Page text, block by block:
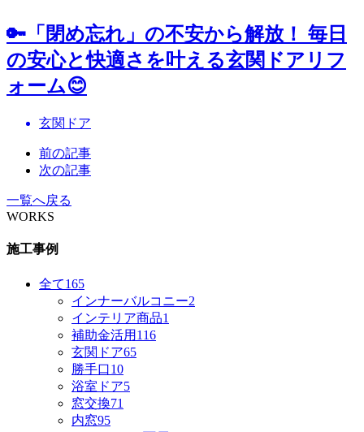
🔑「閉め忘れ」の不安から解放！ 毎日
の安心と快適さを叶える玄関ドアリフ
ォーム😊
玄関ドア
前の記事
次の記事
一覧へ戻る
WORKS
施工事例
全て165
インナーバルコニー2
インテリア商品1
補助金活用 116
玄関ドア65
勝手口10
浴室ドア5
窓交換71
内窓95